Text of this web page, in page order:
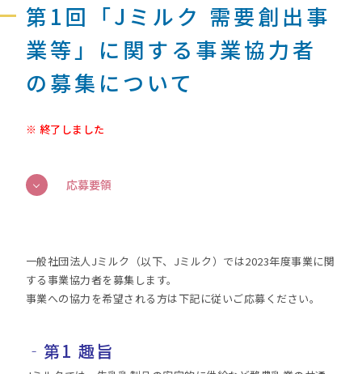
第1回「Jミルク 需要創出事
業等」に関する事業協力者
の募集について
※ 終了しました
応募要領
一般社団法人Jミルク（以下、Jミルク）では2023年度事業に関
する事業協力者を募集します。
事業への協力を希望される方は下記に従いご応募ください。
‐ 第1 趣旨